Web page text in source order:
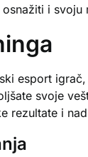
i svoju
esport
svoje
rezultate i